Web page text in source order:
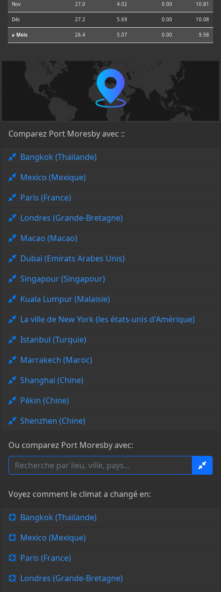
Nov 27.0 4.02 0.00 10.81
Déc 27.2 5.69 0.00 10.08
⌀ Mois 26.4 5.07 0.00 9.58
Comparez Port Moresby avec ::
Bangkok (Thaïlande)
Mexico (Mexique)
Paris (France)
Londres (Grande-Bretagne)
Macao (Macao)
Dubai (Emirats Arabes Unis)
Singapour (Singapour)
Kuala Lumpur (Malaisie)
La ville de New York (les états-unis d'Amérique)
Istanbul (Turquie)
Marrakech (Maroc)
Shanghai (Chine)
Pékin (Chine)
Shenzhen (Chine)
Ou comparez Port Moresby avec:
Voyez comment le climat a changé en:
Bangkok (Thaïlande)
Mexico (Mexique)
Paris (France)
Londres (Grande-Bretagne)